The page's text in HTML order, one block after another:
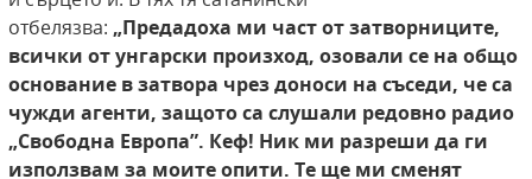
отбелязва: „Предадоха ми част от затворниците,
всички от унгарски произход, озовали се на общо
основание в затвора чрез доноси на съседи, че са
чужди агенти, защото са слушали редовно радио
„Свободна Европа”. Кеф! Ник ми разреши да ги
използвам за моите опити. Те ще ми сменят